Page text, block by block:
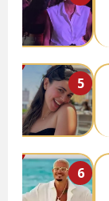
5
6